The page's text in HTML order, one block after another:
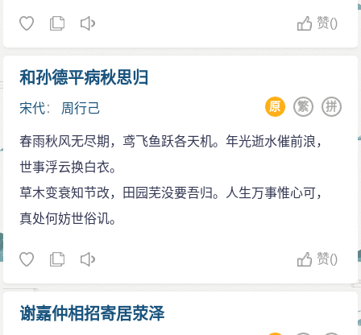
赞()
和孙德平病秋思归
宋代： 周行己 拼
繁
原
春雨秋风无尽期，鸢飞鱼跃各天机。年光逝水催前浪，
世事浮云换白衣。
草木变衰知节改，田园芜没要吾归。人生万事惟心可，
真处何妨世俗讥。
赞()
谢嘉仲相招寄居荥泽